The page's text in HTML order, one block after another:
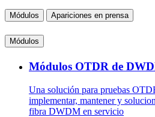
Módulos Apariciones en prensa
Módulos
Módulos OTDR de
Una solución para pruebas
implementar, mantener y
fibra DWDM en servicio